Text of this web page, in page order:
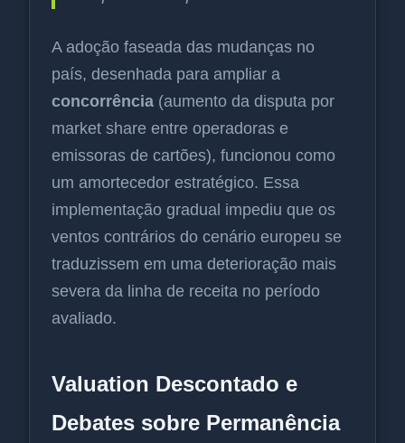
A adoção faseada das mudanças no
país, desenhada para ampliar a
concorrência (aumento da disputa por
market share entre operadoras e
emissoras de cartões), funcionou como
um amortecedor estratégico. Essa
implementação gradual impediu que os
ventos contrários do cenário europeu se
traduzissem em uma deterioração mais
severa da linha de receita no período
avaliado.
Valuation Descontado e
Debates sobre Permanência